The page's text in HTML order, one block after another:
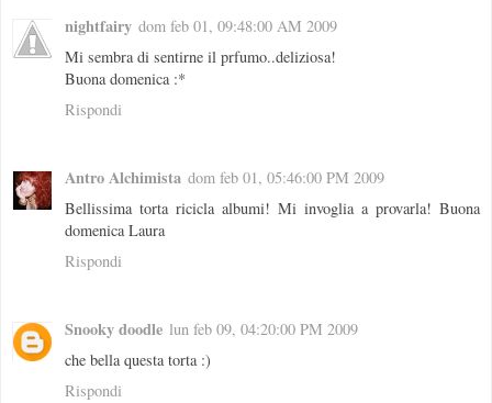
nightfairy dom feb 01, 09:48:00 AM 2009
Mi sembra di sentirne il prfumo..deliziosa!
Buona domenica :*
Rispondi
Antro Alchimista dom feb 01, 05:46:00 PM 2009
Bellissima torta ricicla albumi! Mi invoglia a provarla! Buona
domenica Laura
Rispondi
Snooky doodle lun feb 09, 04:20:00 PM 2009
che bella questa torta :)
Rispondi